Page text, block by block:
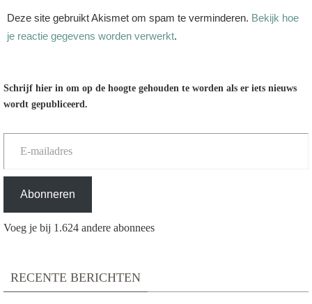
Deze site gebruikt Akismet om spam te verminderen. Bekijk hoe
je reactie gegevens worden verwerkt.
Schrijf hier in om op de hoogte gehouden te worden als er iets nieuws
wordt gepubliceerd.
E-mailadres
Abonneren
Voeg je bij 1.624 andere abonnees
RECENTE BERICHTEN